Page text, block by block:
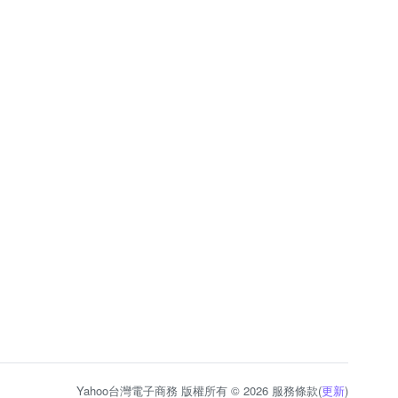
Yahoo台灣電子商務 版權所有 © 2026 服務條款(更新)